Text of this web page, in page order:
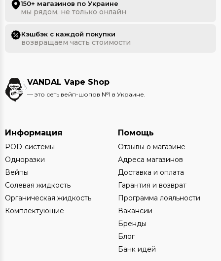
150+ магазинов по Украине
мы рядом, не только онлайн
Кэшбэк с каждой покупки
возвращаем часть стоимости
VANDAL Vape Shop
— это сеть вейп-шопов №1 в Украине.
Информация
POD-системы
Одноразки
Вейпы
Солевая жидкость
Органическая жидкость
Комплектующие
Помощь
Отзывы о магазине
Адреса магазинов
Доставка и оплата
Гарантия и возврат
Программа лояльности
Вакансии
Бренды
Блог
Банк идей